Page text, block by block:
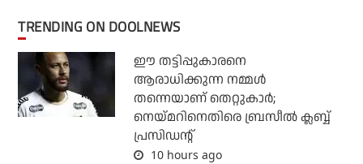
TRENDING ON DOOLNEWS
ഈ തട്ടിപ്പുകാരനെ
ആരാധിക്കുന്ന നമ്മള്‍
തന്നെയാണ് തെറ്റുകാര്‍;
നെയ്മറിനെതിരെ ബ്രസീല്‍ ക്ലബ്ബ്
പ്രസിഡന്റ്
10 hours ago